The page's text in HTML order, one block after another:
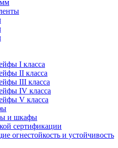
I класса
II класса
III класса
IV класса
V класса
и шкафы
сертификации
огнестойкость и устойчивость